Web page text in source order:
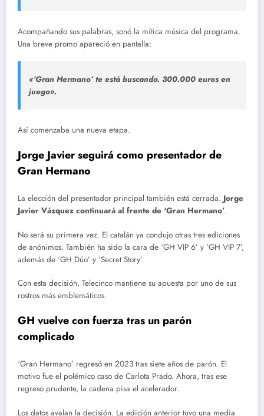
Acompañando sus palabras, sonó la mítica música del programa.
Una breve promo apareció en pantalla:
«‘Gran Hermano’ te está buscando. 300.000 euros en
juego».
Así comenzaba una nueva etapa.
Jorge Javier seguirá como presentador de
Gran Hermano
La elección del presentador principal también está cerrada. Jorge
Javier Vázquez continuará al frente de ‘Gran Hermano’.
No será su primera vez. El catalán ya condujo otras tres ediciones
de anónimos. También ha sido la cara de ‘GH VIP 6’ y ‘GH VIP 7’,
además de ‘GH Dúo’ y ‘Secret Story’.
Con esta decisión, Telecinco mantiene su apuesta por uno de sus
rostros más emblemáticos.
GH vuelve con fuerza tras un parón
complicado
‘Gran Hermano’ regresó en 2023 tras siete años de parón. El
motivo fue el polémico caso de Carlota Prado. Ahora, tras ese
regreso prudente, la cadena pisa el acelerador.
Los datos avalan la decisión. La edición anterior tuvo una media